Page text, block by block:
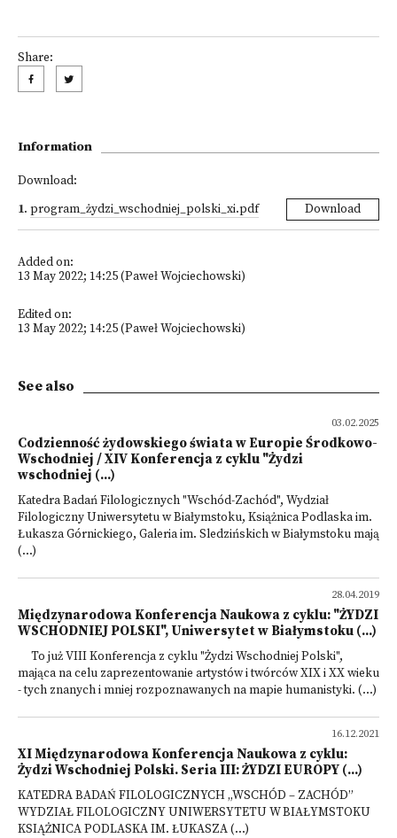
Share:
Information
Download:
1. program_żydzi_wschodniej_polski_xi.pdf Download
Added on:
13 May 2022; 14:25 (Paweł Wojciechowski)
Edited on:
13 May 2022; 14:25 (Paweł Wojciechowski)
See also
03.02.2025
Codzienność żydowskiego świata w Europie Środkowo-
Wschodniej / XIV Konferencja z cyklu "Żydzi
wschodniej (...)
Katedra Badań Filologicznych "Wschód-Zachód", Wydział
Filologiczny Uniwersytetu w Białymstoku, Książnica Podlaska im.
Łukasza Górnickiego, Galeria im. Sledzińskich w Białymstoku mają
(...)
28.04.2019
Międzynarodowa Konferencja Naukowa z cyklu: "ŻYDZI
WSCHODNIEJ POLSKI", Uniwersytet w Białymstoku (...)
To już VIII Konferencja z cyklu "Żydzi Wschodniej Polski",
mająca na celu zaprezentowanie artystów i twórców XIX i XX wieku
- tych znanych i mniej rozpoznawanych na mapie humanistyki. (...)
16.12.2021
XI Międzynarodowa Konferencja Naukowa z cyklu:
Żydzi Wschodniej Polski. Seria III: ŻYDZI EUROPY (...)
KATEDRA BADAŃ FILOLOGICZNYCH „WSCHÓD – ZACHÓD”
WYDZIAŁ FILOLOGICZNY UNIWERSYTETU W BIAŁYMSTOKU
KSIĄŻNICA PODLASKA IM. ŁUKASZA (...)